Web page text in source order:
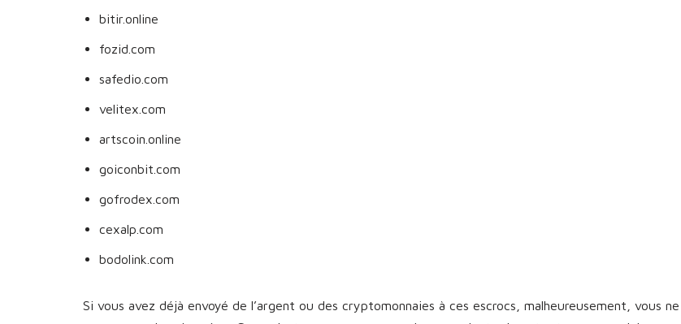
bitir.online
fozid.com
safedio.com
velitex.com
artscoin.online
goiconbit.com
gofrodex.com
cexalp.com
bodolink.com
Si vous avez déjà envoyé de l’argent ou des cryptomonnaies à ces escrocs, malheureusement, vous ne